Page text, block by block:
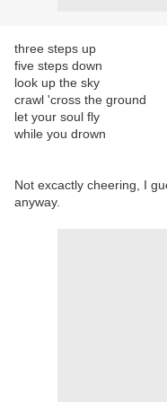
three steps up
five steps down
look up the sky
crawl 'cross the ground
let your soul fly
while you drown
Not excactly cheering, I
anyway.